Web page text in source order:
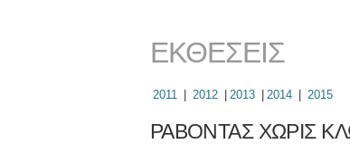
ΕΚΘΕΣΕΙΣ
2011 2012 2013 2014 2015
ΡΑΒΟΝΤΑΣ ΧΩΡΙΣ